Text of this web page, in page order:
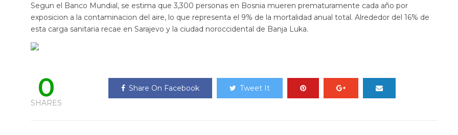
Segun el Banco Mundial, se estima que 3,300 personas en Bosnia mueren prematuramente cada año por
exposicion a la contaminacion del aire, lo que representa el 9% de la mortalidad anual total. Alrededor del 16% de
esta carga sanitaria recae en Sarajevo y la ciudad noroccidental de Banja Luka.
0
SHARES
Share On Facebook Tweet It